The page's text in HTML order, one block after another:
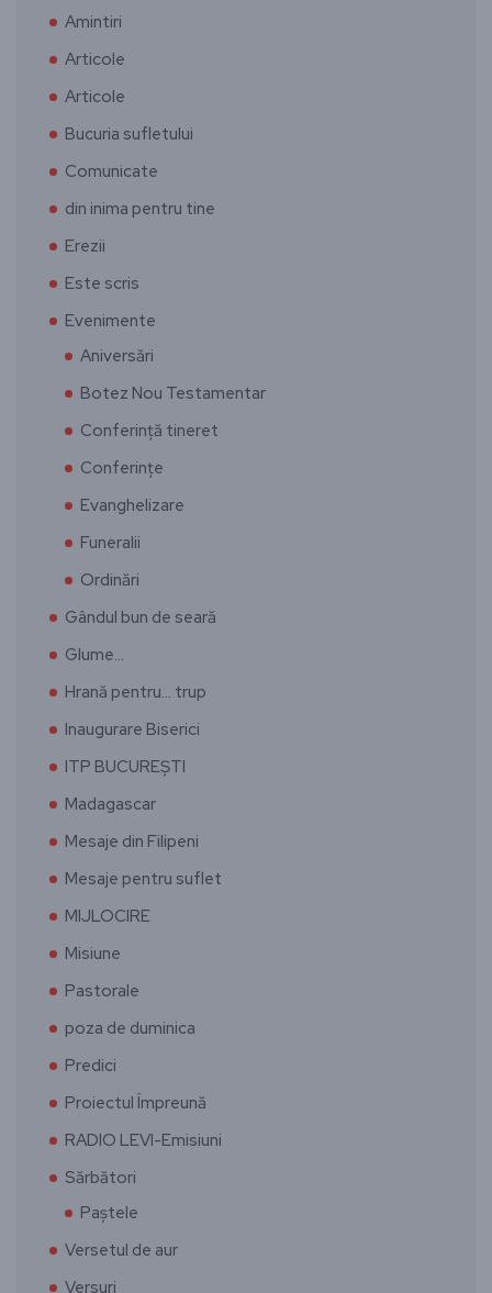
Amintiri
Articole
Articole
Bucuria sufletului
Comunicate
din inima pentru tine
Erezii
Este scris
Evenimente
Aniversări
Botez Nou Testamentar
Conferință tineret
Conferințe
Evanghelizare
Funeralii
Ordinări
Gândul bun de seară
Glume…
Hrană pentru… trup
Inaugurare Biserici
ITP BUCUREȘTI
Madagascar
Mesaje din Filipeni
Mesaje pentru suflet
MIJLOCIRE
Misiune
Pastorale
poza de duminica
Predici
Proiectul Împreună
RADIO LEVI-Emisiuni
Sărbători
Paștele
Versetul de aur
Versuri